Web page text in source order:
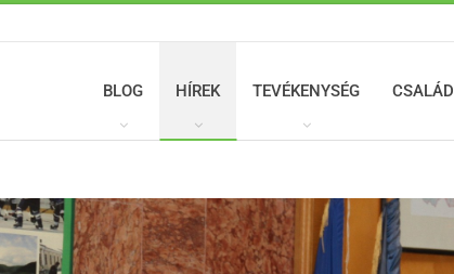
BLOG HÍREK TEVÉKENYSÉG CSALÁD